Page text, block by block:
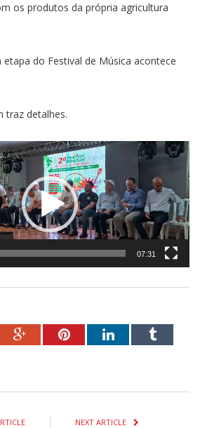
os produtos da própria agricultura
etapa do Festival de Música acontece
traz detalhes.
07:31
Google+PinterestLinkedInTumblr
NEXT ARTICLE